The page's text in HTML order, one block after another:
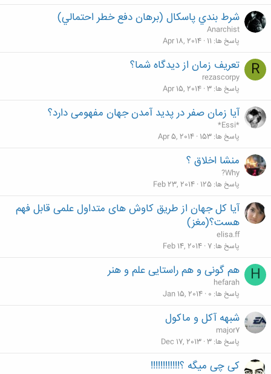
شرط بندي پاسكال (برهان دفع خطر احتمالي)
Anarchist
پاسخ ها 11
Apr 18, 2014
R تعریف زمان از دیدگاه شما؟
rezascorpy
پاسخ ها 3
Apr 15, 2014
آیا زمان صفر در پدید آمدن جهان مفهومی دارد؟
*Essi*
پاسخ ها 153
Apr 5, 2014
منشا اخلاق ؟
?Why
پاسخ ها 125
Feb 23, 2014
آیا کل جهان از طریق کاوش های متداول علمی قابل فهم
هست؟(مغز)
elisa.ff
پاسخ ها 7
Feb 14, 2014
H هم گونی و هم راستایی علم و هنر
hefarah
پاسخ ها 0
Jan 15, 2014
شبهه آکل و ماکول
major7
پاسخ ها 3
Dec 17, 2013
کی چی میگه ؟!!!!!!!!!!!!